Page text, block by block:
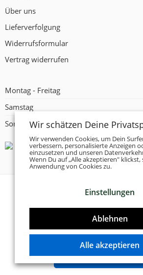
Über uns
Lieferverfolgung
Widerrufsformular
Vertrag widerrufen
Montag - Freitag
Samstag
Sonntag
Tanzschuhe Otto München
vorbehalten!
Designed & Developed by
VERTRAG
Wir schätzen Deine
Wir verwenden Cookies, um Dein
verbessern, personalisierte Anzeigen
einzusetzen und unseren
Wenn Du auf „Alle akzeptieren"
Anwendung von Cookies zu.
Einstellungen
Ablehnen
Alle akzeptieren